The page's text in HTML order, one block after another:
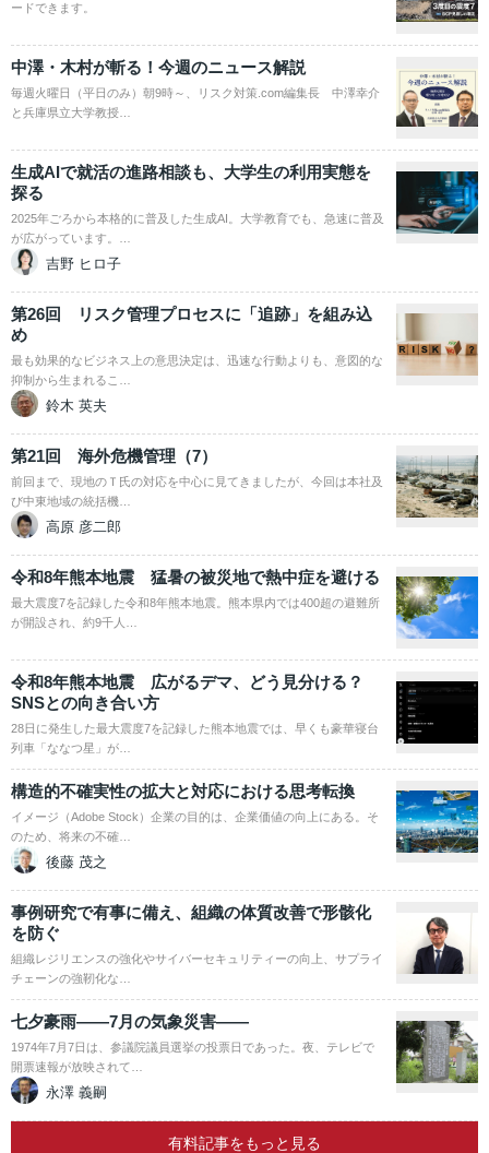
ードできます。
中澤・木村が斬る！今週のニュース解説
毎週火曜日（平日のみ）朝9時～、リスク対策.com編集長 中澤幸介
と兵庫県立大学教授…
生成AIで就活の進路相談も、大学生の利用実態を
探る
2025年ごろから本格的に普及した生成AI。大学教育でも、急速に普及
が広がっています。…
吉野 ヒロ子
第26回 リスク管理プロセスに「追跡」を組み込
め
最も効果的なビジネス上の意思決定は、迅速な行動よりも、意図的な
抑制から生まれるこ…
鈴木 英夫
第21回 海外危機管理（7）
前回まで、現地のＴ氏の対応を中心に見てきましたが、今回は本社及
び中東地域の統括機…
高原 彦二郎
令和8年熊本地震 猛暑の被災地で熱中症を避ける
最大震度7を記録した令和8年熊本地震。熊本県内では400超の避難所
が開設され、約9千人…
令和8年熊本地震 広がるデマ、どう見分ける？
SNSとの向き合い方
28日に発生した最大震度7を記録した熊本地震では、早くも豪華寝台
列車「ななつ星」が…
構造的不確実性の拡大と対応における思考転換
イメージ（Adobe Stock）企業の目的は、企業価値の向上にある。そ
のため、将来の不確…
後藤 茂之
事例研究で有事に備え、組織の体質改善で形骸化
を防ぐ
組織レジリエンスの強化やサイバーセキュリティーの向上、サプライ
チェーンの強靭化な…
七夕豪雨――7月の気象災害――
1974年7月7日は、参議院議員選挙の投票日であった。夜、テレビで
開票速報が放映されて…
永澤 義嗣
有料記事をもっと見る